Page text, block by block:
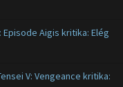
Episode Aigis kritika: Elég
V: Vengeance kritika: